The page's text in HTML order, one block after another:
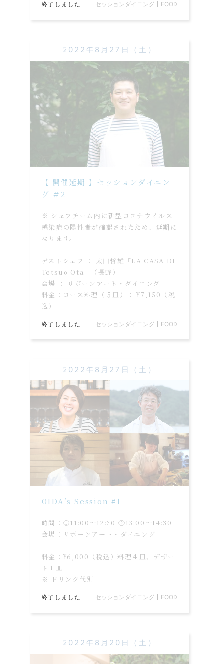
終了しました セッションダイニング FOOD
2022年8月27日（土）
【 開催延期 】セッションダイニン
グ ＃2
※ シェフチーム内に新型コロナウイルス
感染症の陽性者が確認されたため、延期に
なります。
ゲストシェフ ： 太田哲雄「LA CASA DI
Tetsuo Ota」（長野）
会場 ： リボーンアート・ダイニング
料金：コース料理（５皿）： ¥7,150（税
込）
終了しました セッションダイニング FOOD
2022年8月27日（土）
OIDA’s Session #1
時間：①11:00〜12:30 ②13:00〜14:30
会場：リボーンアート・ダイニング
料金：¥6,000（税込）料理４皿、デザー
ト１皿
※ ドリンク代別
終了しました セッションダイニング FOOD
2022年8月20日（土）